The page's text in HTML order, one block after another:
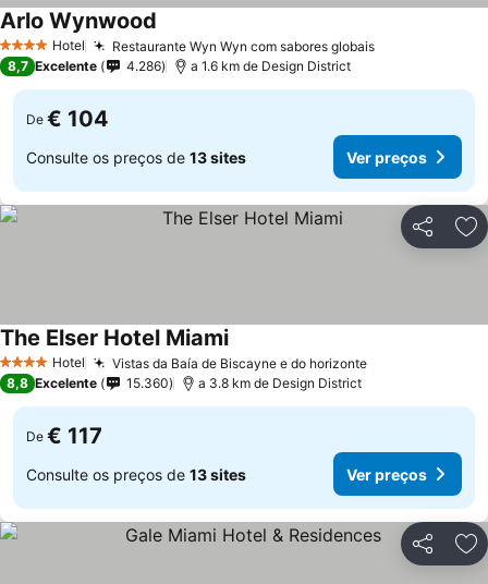
4 EstrelasHotel Restaurante Wyn Wyn com sabores globais
Arlo Wynwood
8,7 Excelente 4.286 a 1.6 km de Design District
De € 104
Consulte os preços de 13 sites Ver preços
Partilhar
4 EstrelasHotel Vistas da Baía de Biscayne e do horizonte
The Elser Hotel Miami
8,8 Excelente 15.360 a 3.8 km de Design District
De € 117
Consulte os preços de 13 sites Ver preços
Partilhar